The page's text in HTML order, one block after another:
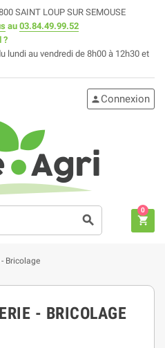
SAINT LOUP SUR SEMOUSE
au 03.84.49.99.52
?
lundi au vendredi de 8h00 à 12h30 et
search
person Connexion
shopping_cart
0
Bricolage
- BRICOLAGE